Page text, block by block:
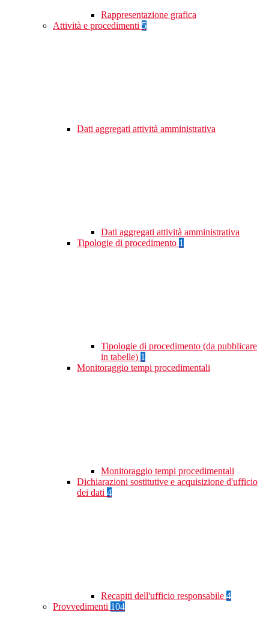
Rappresentazione grafica
Attività e procedimenti 5
Dati aggregati attività amministrativa
Dati aggregati attività amministrativa
Tipologie di procedimento 1
Tipologie di procedimento (da pubblicare
in tabelle) 1
Monitoraggio tempi procedimentali
Monitoraggio tempi procedimentali
Dichiarazioni sostitutive e acquisizione d'ufficio
dei dati 4
Recapiti dell'ufficio responsabile 4
Provvedimenti 104